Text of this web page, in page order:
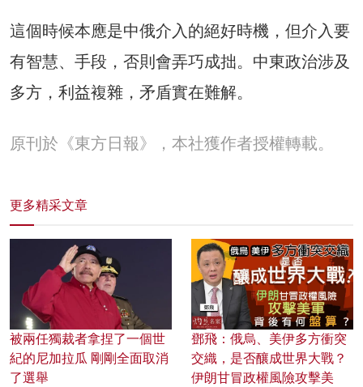
這個時候本應是中俄介入的絕好時機，但介入要
有智慧、手段，否則會弄巧成拙。中東政治涉及
多方，利益複雜，矛盾實在難解。
原刊於《東方日報》，本社獲作者授權轉載。
更多精采文章
被兩任獨裁者拿捏了一個世
紀的尼加拉瓜 剛剛全面取消
了選舉
鄧飛：俄烏、美伊多方衝突
交織，是否釀成世界大戰？
伊朗甘冒政權風險攻擊美